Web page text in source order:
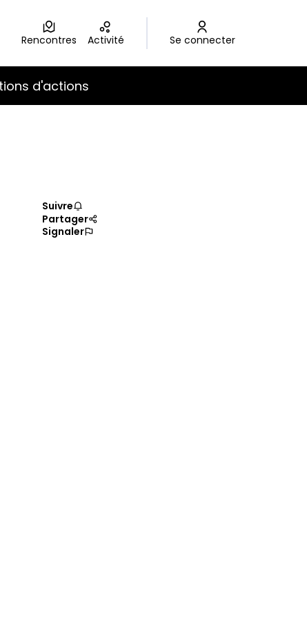
Rencontres Activité Se connecter
d'actions
et du "faire société"
Suivre
Partager
Signaler